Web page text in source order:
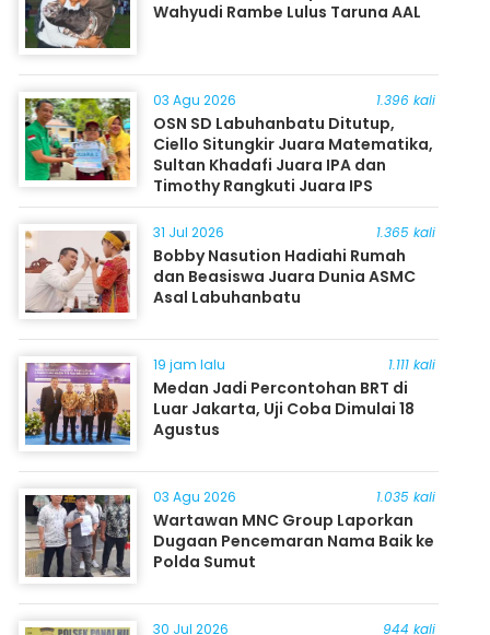
Wahyudi Rambe Lulus Taruna AAL
03 Agu 2026 1.396 kali
OSN SD Labuhanbatu Ditutup,
Ciello Situngkir Juara Matematika,
Sultan Khadafi Juara IPA dan
Timothy Rangkuti Juara IPS
31 Jul 2026 1.365 kali
Bobby Nasution Hadiahi Rumah
dan Beasiswa Juara Dunia ASMC
Asal Labuhanbatu
19 jam lalu 1.111 kali
Medan Jadi Percontohan BRT di
Luar Jakarta, Uji Coba Dimulai 18
Agustus
03 Agu 2026 1.035 kali
Wartawan MNC Group Laporkan
Dugaan Pencemaran Nama Baik ke
Polda Sumut
30 Jul 2026 944 kali